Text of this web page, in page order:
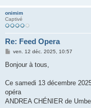
onimim
Captivé
Re: Feed Opera
M
s
g
ven. 12 déc. 2025, 10:57
Bonjour à tous,
Ce samedi 13 décembre
opéra
ANDREA CHÉNIER de